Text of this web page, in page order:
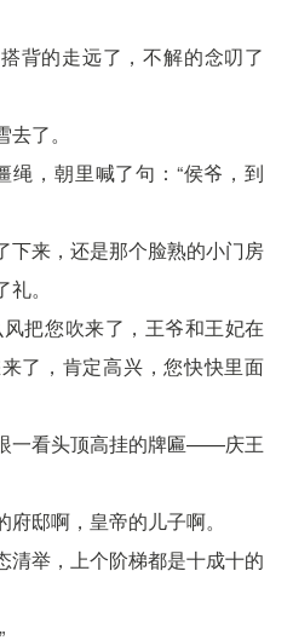
背的走远了，不解的念叨了
了。
，朝里喊了句：“侯爷，到
下来，还是那个脸熟的小门房
。
把您吹来了，王爷和王妃在
了，肯定高兴，您快快里面
一看头顶高挂的牌匾——庆王
邸啊，皇帝的儿子啊。
清举，上个阶梯都是十成十的